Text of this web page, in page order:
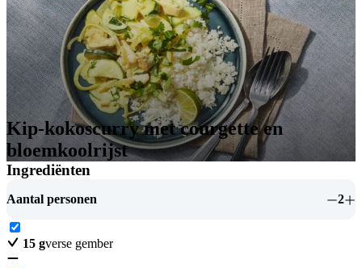
Kip-kokoscurry met courgette en
bloemkoolrijst
Ingrediënten
Aantal personen 2
15 gverse gember